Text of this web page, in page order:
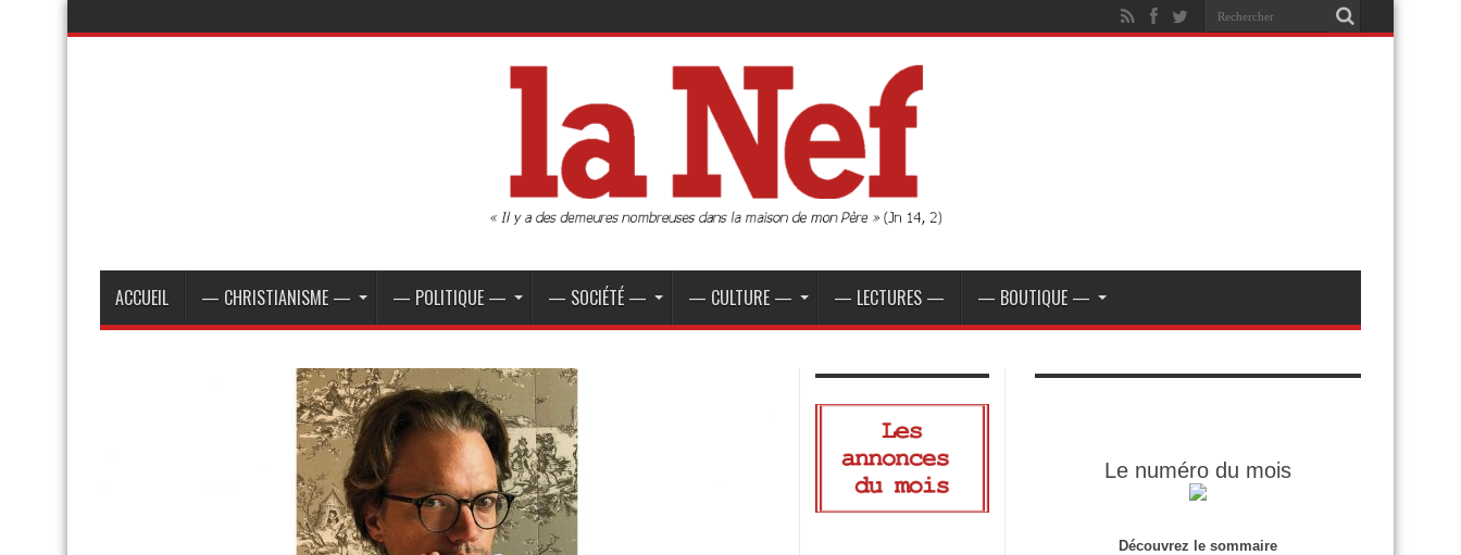
ACCUEIL — CHRISTIANISME — — POLITIQUE — — SOCIÉTÉ — — CULTURE — — LECTURES — — BOUTIQUE —
Le numéro du mois
Découvrez le sommaire